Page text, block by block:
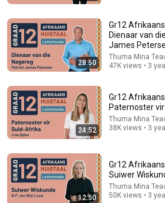
Gr12 Afrikaans: Huistaal
Madiba - Sandra O'Kelly
Thuma Mina Teaching • 28K views
28:50
Gr12
Dienaar van
James
Thuma Mina
47K views • 3
24:52
Gr12
Paternoster
Thuma Mina
38K views • 3
12:50
Gr12
Suiwer
Thuma Mina
50K views • 3